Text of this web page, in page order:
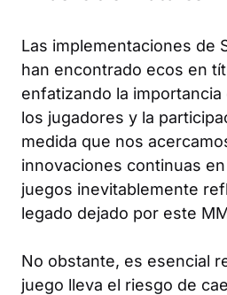
Las implementaciones de
han encontrado ecos en
enfatizando la
los jugadores y la
medida que nos
innovaciones continuas
juegos inevitablemente
legado dejado por este
No obstante, es esencial
juego lleva el riesgo de